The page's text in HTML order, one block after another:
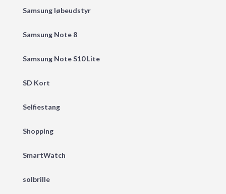
Samsung løbeudstyr
Samsung Note 8
Samsung Note S10 Lite
SD Kort
Selfiestang
Shopping
SmartWatch
solbrille